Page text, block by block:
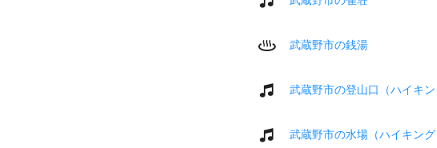
武蔵野市の銭湯
武蔵野市の登山口（ハイキ
武蔵野市の水場（ハイキン